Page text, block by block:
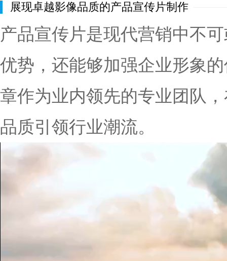
展现卓越影像品质的产品宣传片制作
产品宣传片是现代营销中不
优势，还能够加强企业形象
章作为业内领先的专业团队
品质引领行业潮流。